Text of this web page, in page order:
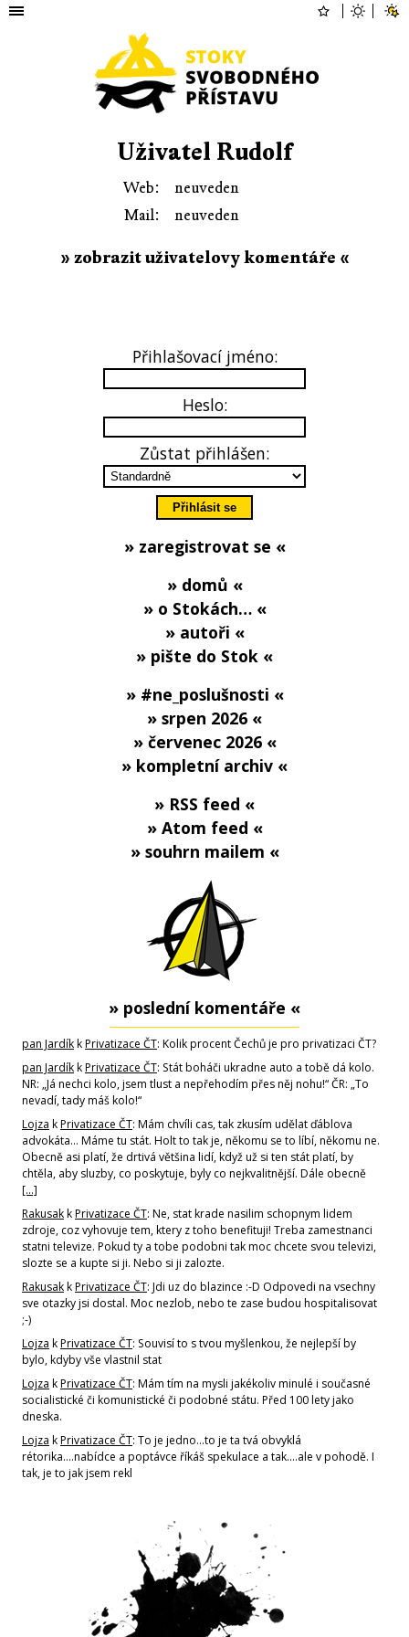
Uživatel Rudolf
Web:
neuveden
Mail:
neuveden
» zobrazit uživatelovy komentáře «
Přihlašovací jméno:
Heslo:
Zůstat přihlášen:
» zaregistrovat se «
» domů «
» o Stokách… «
» autoři «
» pište do Stok «
» #ne_poslušnosti «
» srpen 2026 «
» červenec 2026 «
» kompletní archiv «
» RSS feed «
» Atom feed «
» souhrn mailem «
» poslední komentáře «
pan JardíkkPrivatizace ČT: Kolik procent Čechů je pro privatizaci ČT?
pan JardíkkPrivatizace ČT: Stát boháči ukradne auto a tobě dá kolo.
NR: „Já nechci kolo, jsem tlust a nepřehodím přes něj nohu!“ ČR: „To
nevadí, tady máš kolo!“
Lojza kPrivatizace ČT: Mám chvíli cas, tak zkusím udělat ďáblova
advokáta... Máme tu stát. Holt to tak je, někomu se to líbí, někomu ne.
Obecně asi platí, že drtivá většina lidí, když už si ten stát platí, by
chtěla, aby sluzby, co poskytuje, byly co nejkvalitnější. Dále obecně
[…]
RakusakkPrivatizace ČT: Ne, stat krade nasilim schopnym lidem
zdroje, coz vyhovuje tem, ktery z toho benefituji! Treba zamestnanci
statni televize. Pokud ty a tobe podobni tak moc chcete svou televizi,
slozte se a kupte si ji. Nebo si ji zalozte.
RakusakkPrivatizace ČT: Jdi uz do blazince :-D Odpovedi na vsechny
sve otazky jsi dostal. Moc nezlob, nebo te zase budou hospitalisovat
;-)
Lojza kPrivatizace ČT: Souvisí to s tvou myšlenkou, že nejlepší by
bylo, kdyby vše vlastnil stat
Lojza kPrivatizace ČT: Mám tím na mysli jakékoliv minulé i současné
socialistické či komunistické či podobné státu. Před 100 lety jako
dneska.
Lojza kPrivatizace ČT: To je jedno...to je ta tvá obvyklá
rétorika....nabídce a poptávce říkáš spekulace a tak....ale v pohodě. I
tak, je to jak jsem rekl